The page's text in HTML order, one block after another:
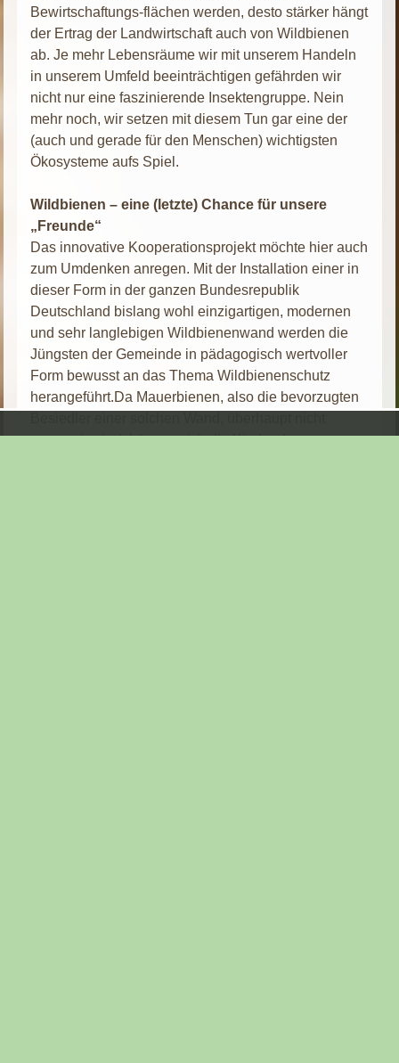
Bewirtschaftungs-flächen werden, desto stärker hängt
der Ertrag der Landwirtschaft auch von Wildbienen
ab. Je mehr Lebensräume wir mit unserem Handeln
in unserem Umfeld beeinträchtigen gefährden wir
nicht nur eine faszinierende Insektengruppe. Nein
mehr noch, wir setzen mit diesem Tun gar eine der
(auch und gerade für den Menschen) wichtigsten
Ökosysteme aufs Spiel.
Wildbienen – eine (letzte) Chance für unsere
„Freunde“
Das innovative Kooperationsprojekt möchte hier auch
zum Umdenken anregen. Mit der Installation einer in
dieser Form in der ganzen Bundesrepublik
Deutschland bislang wohl einzigartigen, modernen
und sehr langlebigen Wildbienenwand werden die
Jüngsten der Gemeinde in pädagogisch wertvoller
Form bewusst an das Thema Wildbienenschutz
herangeführt.Da Mauerbienen, also die bevorzugten
aggressiv sind, können sich die Kinder des